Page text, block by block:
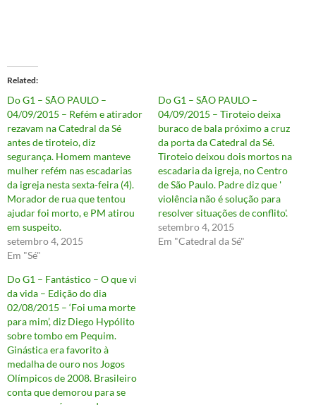
Related
Do G1 – SÃO PAULO –
04/09/2015 – Refém e atirador
rezavam na Catedral da Sé
antes de tiroteio, diz
segurança. Homem manteve
mulher refém nas escadarias
da igreja nesta sexta-feira (4).
Morador de rua que tentou
ajudar foi morto, e PM atirou
em suspeito.
setembro 4, 2015
Em "Sé"
Do G1 – SÃO PAULO –
04/09/2015 – Tiroteio deixa
buraco de bala próximo a cruz
da porta da Catedral da Sé.
Tiroteio deixou dois mortos na
escadaria da igreja, no Centro
de São Paulo. Padre diz que '
violência não é solução para
resolver situações de conflito'.
setembro 4, 2015
Em "Catedral da Sé"
Do G1 – Fantástico – O que vi
da vida – Edição do dia
02/08/2015 – ‘Foi uma morte
para mim’, diz Diego Hypólito
sobre tombo em Pequim.
Ginástica era favorito à
medalha de ouro nos Jogos
Olímpicos de 2008. Brasileiro
conta que demorou para se